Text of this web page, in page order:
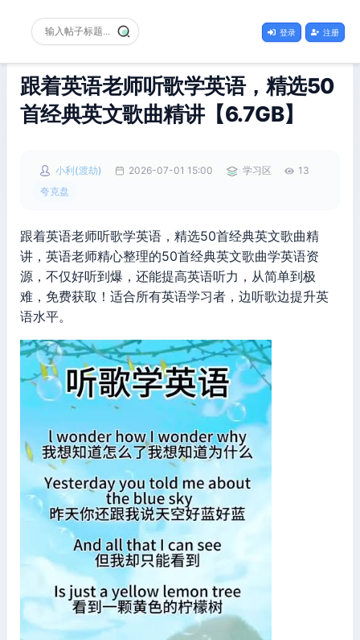
登录 注册
跟着英语老师听歌学英语，精选50
首经典英文歌曲精讲【6.7GB】
小利(渡劫) 2026-07-01 15:00 学习区
13
夸克盘
跟着英语老师听歌学英语，精选50首经典英文歌曲精
讲，英语老师精心整理的50首经典英文歌曲学英语资
源，不仅好听到爆，还能提高英语听力，从简单到极
难，免费获取！适合所有英语学习者，边听歌边提升英
语水平。